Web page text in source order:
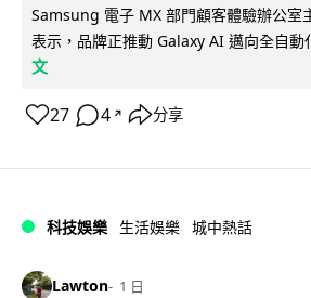
Samsung 電子 MX 部門顧客體驗辦公室
表示，品牌正推動 Galaxy AI 邁向全自
文
27 4 ↗ 分享
科技娛樂 生活娛樂 城中熱話
Lawton 1 日